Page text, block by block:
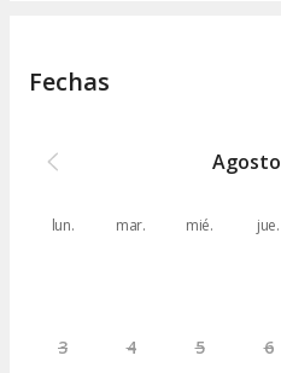
Fechas
Agosto
lun. mar. mié. jue.
3 4 5 6